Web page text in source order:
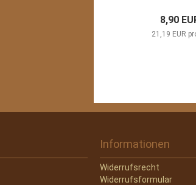
8,90
21,19 EUR
Informationen
Widerrufsrecht
Widerrufsformular